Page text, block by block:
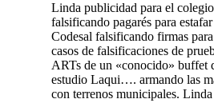
Linda publicidad para el
falsificando pagarés para
Codesal falsificando firmas
casos de falsificaciones de
ARTs de un «conocido» buffet
estudio Laqui…. armando las
con terrenos municipales.